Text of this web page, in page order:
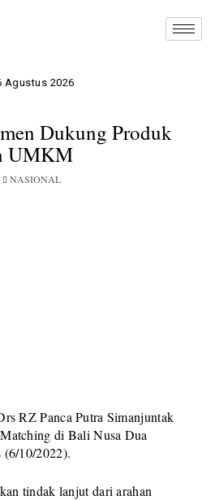
Agustus 2026
Dukung Produk
UMKM
NASIONAL
RZ Panca Putra Simanjuntak
di Bali Nusa Dua
(6/10/2022).
tindak lanjut dari arahan